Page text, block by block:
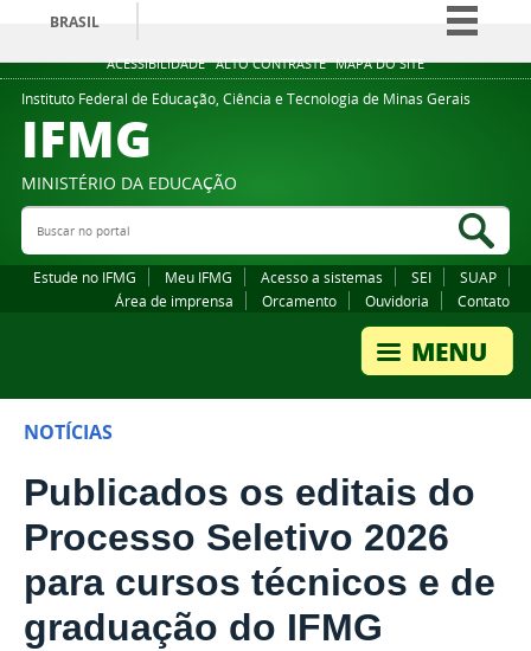
ACESSIBILIDADE ALTO CONTRASTE MAPA DO SITE
BRASIL
Simplifique!
Comunica BR
Legislação
Instituto Federal de Educação, Ciência e Tecnologia de Minas Gerais
IFMG
MINISTÉRIO DA EDUCAÇÃO
Buscar no portal
Estude no IFMG Meu IFMG Acesso a sistemas SEI
SUAP
Área de imprensa
Orcamento Ouvidoria Contato
NOTÍCIAS
Publicados os editais do
Processo Seletivo 2026
para cursos técnicos e de
graduação do IFMG